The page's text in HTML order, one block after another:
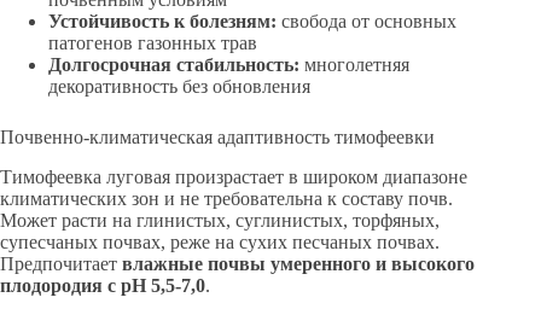
Устойчивость к болезням: свобода от основных
патогенов газонных трав
Долгосрочная стабильность: многолетняя
декоративность без обновления
Почвенно-климатическая адаптивность тимофеевки
Тимофеевка луговая произрастает в широком диапазоне
климатических зон и не требовательна к составу почв.
Может расти на глинистых, суглинистых, торфяных,
супесчаных почвах, реже на сухих песчаных почвах.
Предпочитает влажные почвы умеренного и высокого
плодородия с pH 5,5-7,0.